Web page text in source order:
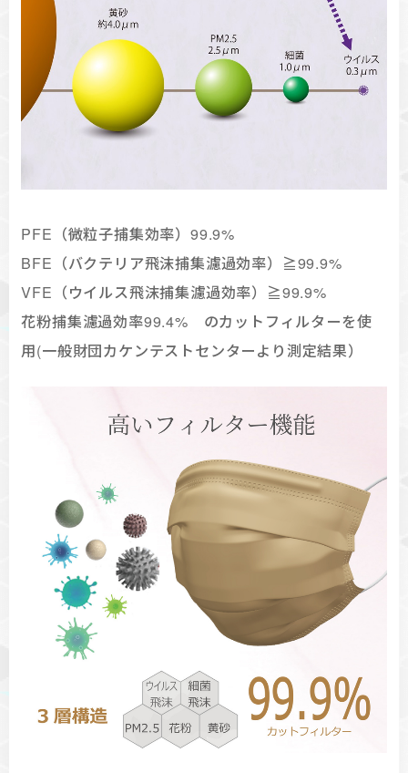
PFE（微粒子捕集効率）99.9%
BFE（バクテリア飛沫捕集濾過効率）≧99.9%
VFE（ウイルス飛沫捕集濾過効率）≧99.9%
花粉捕集濾過効率99.4% のカットフィルターを使
用(一般財団カケンテストセンターより測定結果）